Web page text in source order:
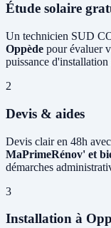
Étude solaire
Un technicien SUD
Oppède pour évaluer
puissance
2
Devis & aides
Devis clair en 48h
MaPrimeRénov' et
démarches
3
Installation à